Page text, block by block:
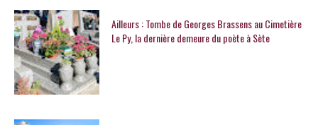
Ailleurs : Tombe de Georges Brassens au Cimetière
Le Py, la dernière demeure du poète à Sète